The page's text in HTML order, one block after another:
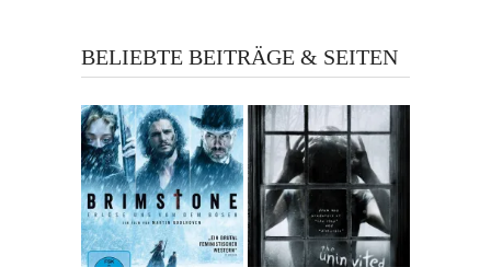
BELIEBTE BEITRÄGE & SEITEN